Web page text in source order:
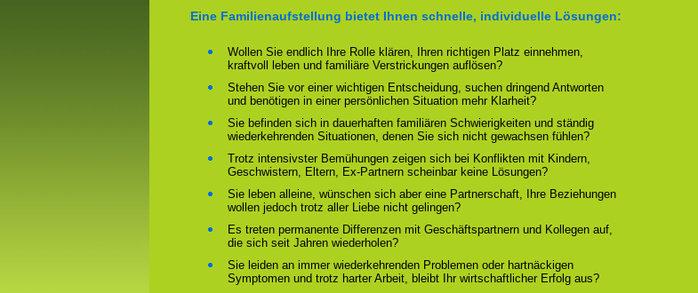
Eine Familienaufstellung bietet Ihnen schnelle, individuelle Lösungen:
Wollen Sie endlich Ihre Rolle klären, Ihren richtigen Platz einnehmen,
kraftvoll leben und familiäre Verstrickungen auflösen?
Stehen Sie vor einer wichtigen Entscheidung, suchen dringend Antworten
und benötigen in einer persönlichen Situation mehr Klarheit?
Sie befinden sich in dauerhaften familiären Schwierigkeiten und ständig
wiederkehrenden Situationen, denen Sie sich nicht gewachsen fühlen?
Trotz intensivster Bemühungen zeigen sich bei Konflikten mit Kindern,
Geschwistern, Eltern, Ex-Partnern scheinbar keine Lösungen?
Sie leben alleine, wünschen sich aber eine Partnerschaft, Ihre Beziehungen
wollen jedoch trotz aller Liebe nicht gelingen?
Es treten permanente Differenzen mit Geschäftspartnern und Kollegen auf,
die sich seit Jahren wiederholen?
Sie leiden an immer wiederkehrenden Problemen oder hartnäckigen
Symptomen und trotz harter Arbeit, bleibt Ihr wirtschaftlicher Erfolg aus?